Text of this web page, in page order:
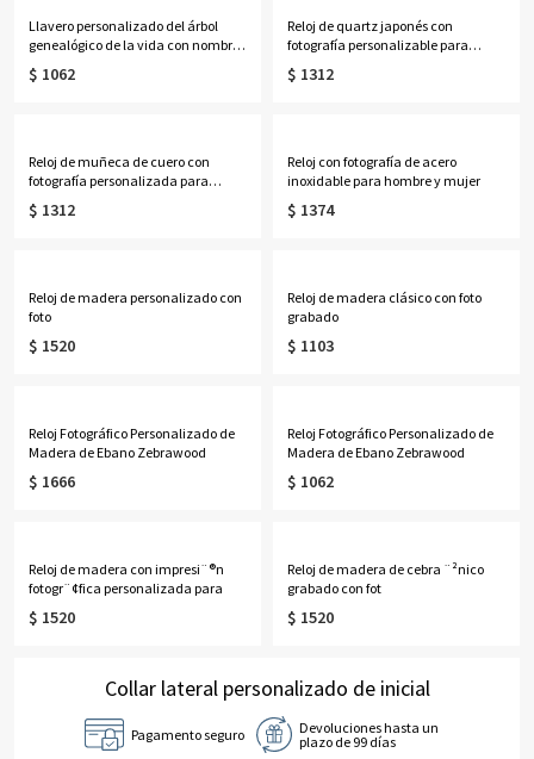
Llavero personalizado del árbol
genealógico de la vida con nombres
de 1 a 13 niños
$ 1062
Reloj de quartz japonés con
fotografía personalizable para
hombre y mujer
$ 1312
Reloj de muñeca de cuero con
fotografía personalizada para
regalar y recuerdo unisex
$ 1312
Reloj con fotografía de acero
inoxidable para hombre y mujer
$ 1374
Reloj de madera personalizado con
foto
$ 1520
Reloj de madera clásico con foto
grabado
$ 1103
Reloj Fotográfico Personalizado de
Madera de Ebano Zebrawood
$ 1666
Reloj Fotográfico Personalizado de
Madera de Ebano Zebrawood
$ 1062
Reloj de madera con impresi¨®n
fotogr¨¢fica personalizada para
$ 1520
Reloj de madera de cebra ¨²nico
grabado con fot
$ 1520
Collar lateral personalizado de inicial
Pagamento seguro
Devoluciones hasta un
plazo de 99 días